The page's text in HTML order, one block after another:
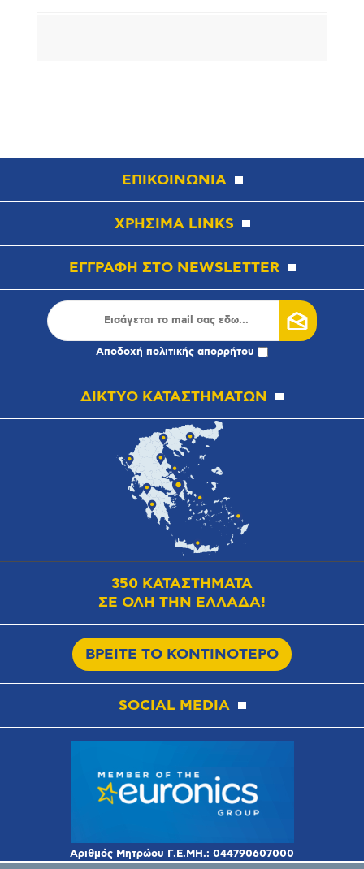
ΕΠΙΚΟΙΝΩΝΙΑ
ΧΡΗΣΙΜΑ LINKS
ΕΓΓΡΑΦΗ ΣΤΟ NEWSLETTER
Αποδοχή πολιτικής απορρήτου
ΔΙΚΤΥΟ ΚΑΤΑΣΤΗΜΑΤΩΝ
350 ΚΑΤΑΣΤΗΜΑΤΑ
ΣΕ ΟΛΗ ΤΗΝ ΕΛΛΑΔΑ!
ΒΡΕΙΤΕ ΤΟ ΚΟΝΤΙΝΟΤΕΡΟ
SOCIAL MEDIA